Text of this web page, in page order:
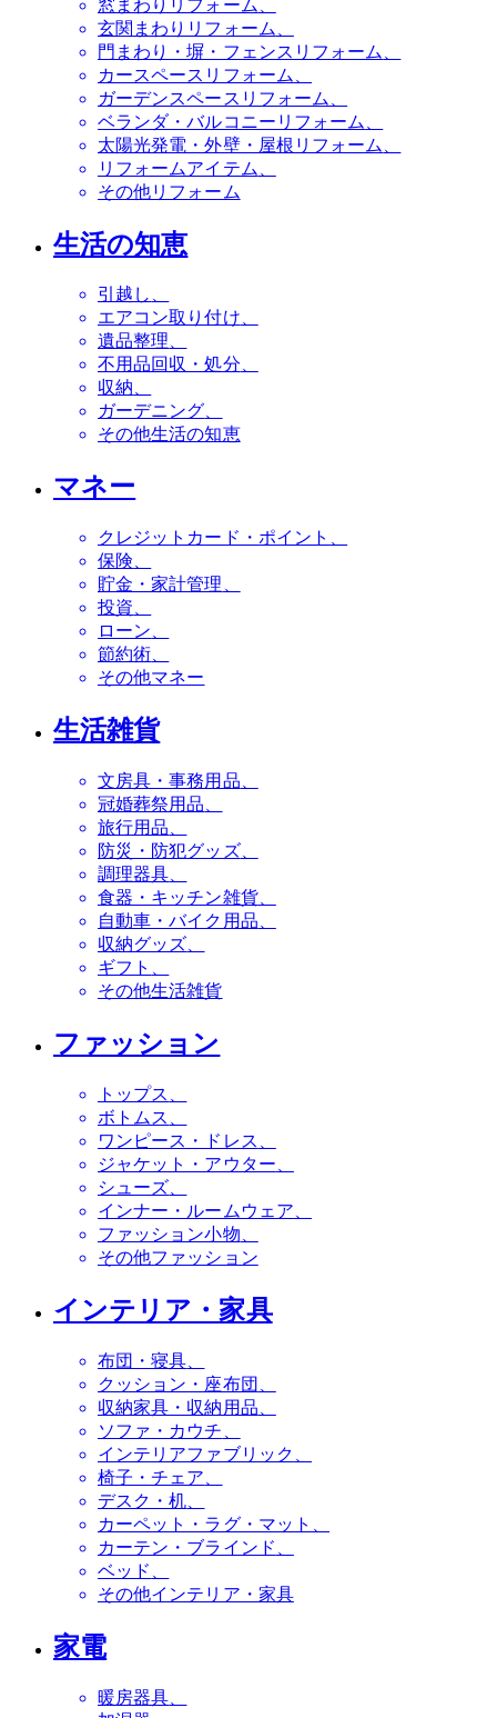
窓まわりリフォーム
玄関まわりリフォーム
門まわり・塀・フェンスリフォーム
カースペースリフォーム
ガーデンスペースリフォーム
ベランダ・バルコニーリフォーム
太陽光発電・外壁・屋根リフォーム
リフォームアイテム
その他リフォーム
生活の知恵
引越し
エアコン取り付け
遺品整理
不用品回収・処分
収納
ガーデニング
その他生活の知恵
マネー
クレジットカード・ポイント
保険
貯金・家計管理
投資
ローン
節約術
その他マネー
生活雑貨
文房具・事務用品
冠婚葬祭用品
旅行用品
防災・防犯グッズ
調理器具
食器・キッチン雑貨
自動車・バイク用品
収納グッズ
ギフト
その他生活雑貨
ファッション
トップス
ボトムス
ワンピース・ドレス
ジャケット・アウター
シューズ
インナー・ルームウェア
ファッション小物
その他ファッション
インテリア・家具
布団・寝具
クッション・座布団
収納家具・収納用品
ソファ・カウチ
インテリアファブリック
椅子・チェア
デスク・机
カーペット・ラグ・マット
カーテン・ブラインド
ベッド
その他インテリア・家具
家電
暖房器具